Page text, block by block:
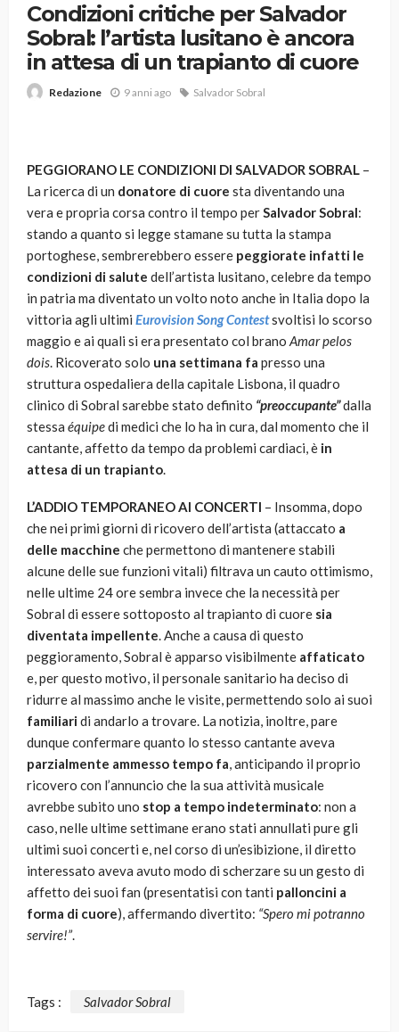
Condizioni critiche per Salvador
Sobral: l’artista lusitano è ancora
in attesa di un trapianto di cuore
Redazione 9 anni ago Salvador Sobral
PEGGIORANO LE CONDIZIONI DI SALVADOR SOBRAL –
La ricerca di un donatore di cuore sta diventando una
vera e propria corsa contro il tempo perSalvador Sobral:
stando a quanto si legge stamane su tutta la stampa
portoghese, sembrerebbero essere peggiorate infatti le
condizioni di salute dell’artista lusitano, celebre da tempo
in patria ma diventato un volto noto anche in Italia dopo la
vittoria agli ultimi Eurovision Song Contestsvoltisi lo scorso
maggio e ai quali si era presentato col brano Amar pelos
dois. Ricoverato solo una settimana fa presso una
struttura ospedaliera della capitale Lisbona, il quadro
clinico di Sobral sarebbe stato definito “preoccupante”dalla
stessa équipedi medici che lo ha in cura, dal momento che il
cantante, affetto da tempo da problemi cardiaci, è in
attesa di un trapianto.
L’ADDIO TEMPORANEO AI CONCERTI – Insomma, dopo
che nei primi giorni di ricovero dell’artista (attaccato a
delle macchine che permettono di mantenere stabili
alcune delle sue funzioni vitali) filtrava un cauto ottimismo,
nelle ultime 24 ore sembra invece che la necessità per
Sobral di essere sottoposto al trapianto di cuore sia
diventata impellente. Anche a causa di questo
peggioramento, Sobral è apparso visibilmente affaticato
e, per questo motivo, il personale sanitario ha deciso di
ridurre al massimo anche le visite, permettendo solo ai suoi
familiaridi andarlo a trovare. La notizia, inoltre, pare
dunque confermare quanto lo stesso cantante aveva
parzialmente ammesso tempo fa, anticipando il proprio
ricovero con l’annuncio che la sua attività musicale
avrebbe subito uno stop a tempo indeterminato: non a
caso, nelle ultime settimane erano stati annullati pure gli
ultimi suoi concerti e, nel corso di un’esibizione, il diretto
interessato aveva avuto modo di scherzare su un gesto di
affetto dei suoi fan (presentatisi con tanti palloncini a
forma di cuore), affermando divertito: “Spero mi potranno
servire!”.
Tags : Salvador Sobral